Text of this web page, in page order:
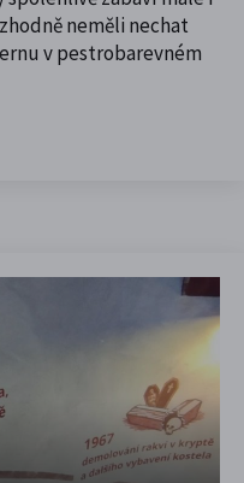
neměli nechat
v pestrobarevném